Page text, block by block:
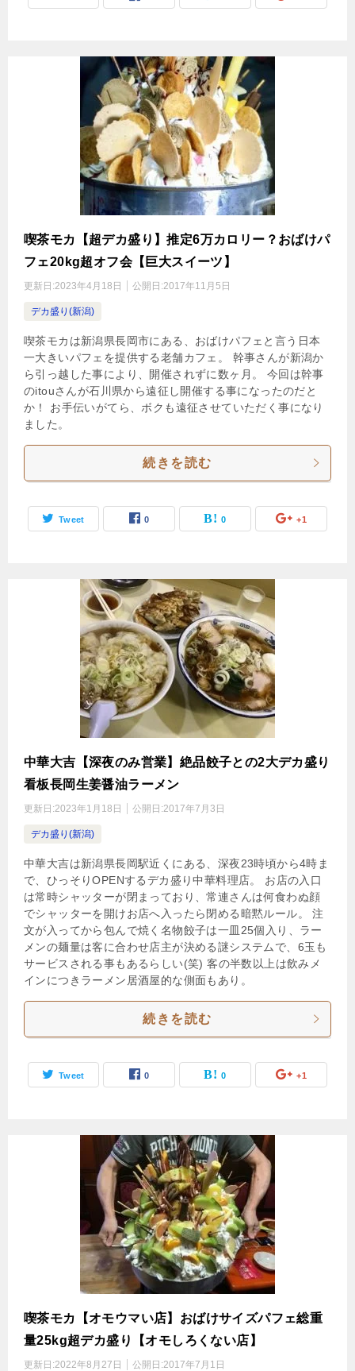
喫茶モカ【超デカ盛り】推定6万カロリー？おばけパ
フェ20kg超オフ会【巨大スイーツ】
更新日:2023年4月18日 公開日:2017年11月5日
デカ盛り(新潟)
喫茶モカは新潟県長岡市にある、おばけパフェと言う日本
一大きいパフェを提供する老舗カフェ。 幹事さんが新潟か
ら引っ越した事により、開催されずに数ヶ月。 今回は幹事
のitouさんが石川県から遠征し開催する事になったのだと
か！ お手伝いがてら、ボクも遠征させていただく事になり
ました。
続きを読む
Tweet 0 0 +1
中華大吉【深夜のみ営業】絶品餃子との2大デカ盛り
看板長岡生姜醤油ラーメン
更新日:2023年1月18日 公開日:2017年7月3日
デカ盛り(新潟)
中華大吉は新潟県長岡駅近くにある、深夜23時頃から4時ま
で、ひっそりOPENするデカ盛り中華料理店。 お店の入口
は常時シャッターが閉まっており、常連さんは何食わぬ顔
でシャッターを開けお店へ入ったら閉める暗黙ルール。 注
文が入ってから包んで焼く名物餃子は一皿25個入り、ラー
メンの麺量は客に合わせ店主が決める謎システムで、6玉も
サービスされる事もあるらしい(笑) 客の半数以上は飲みメ
インにつきラーメン居酒屋的な側面もあり。
続きを読む
Tweet 0 0 +1
喫茶モカ【オモウマい店】おばけサイズパフェ総重
量25kg超デカ盛り【オモしろくない店】
更新日:2022年8月27日 公開日:2017年7月1日